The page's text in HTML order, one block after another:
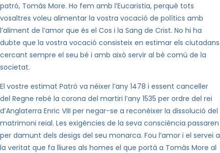
patró, Tomàs More. Ho fem amb l’Eucaristia, perquè tots
vosaltres voleu alimentar la vostra vocació de polítics amb
l’aliment de l’amor que és el Cos i la Sang de Crist. No hi ha
dubte que la vostra vocació consisteix en estimar els ciutadans
cercant sempre el seu bé i amb això servir al bé comú de la
societat.
El vostre estimat Patró va néixer l’any 1478 i essent canceller
del Regne rebé la corona del martiri l’any 1535 per ordre del rei
d’Anglaterra Enric VIII per negar-se a reconèixer la dissolució del
matrimoni reial. Les exigències de la seva consciència passaren
per damunt dels desigs del seu monarca. Fou l’amor i el servei a
la veritat que fa lliures als homes el que portà a Tomàs More al